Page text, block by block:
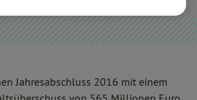
Jahresabschluss 2016 mit einem